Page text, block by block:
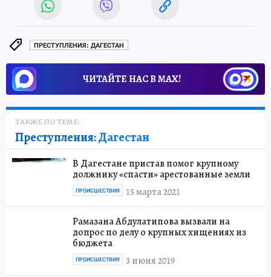
ПРЕСТУПЛЕНИЯ: ДАГЕСТАН
ЧИТАЙТЕ НАС В МАХ!
ТАКЖЕ ПО ТЕМЕ:
Преступления:Дагестан
В Дагестане пристав помог крупному
должнику «спасти» арестованные земли
15 марта 2021
ПРОИСШЕСТВИЯ
Рамазана Абдулатипова вызвали на
допрос по делу о крупных хищениях из
бюджета
3 июня 2019
ПРОИСШЕСТВИЯ